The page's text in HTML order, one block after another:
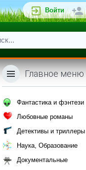
Войти
Главное меню
Фантастика и фэнтези
Любовные романы
Детективы и триллеры
Наука, Образование
Документальные